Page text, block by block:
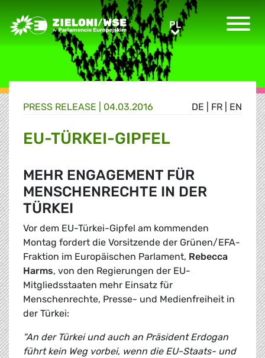
Greens/EFA Home PLPL
DE FR EN
PRESS RELEASE | 04.03.2016
EU-TÜRKEI-GIPFEL
MEHR ENGAGEMENT FÜR
MENSCHENRECHTE IN DER
TÜRKEI
Vor dem EU-Türkei-Gipfel am kommenden
Montag fordert die Vorsitzende der Grünen/EFA-
Fraktion im Europäischen Parlament, Rebecca
Harms, von den Regierungen der EU-
Mitgliedsstaaten mehr Einsatz für
Menschenrechte, Presse- und Medienfreiheit in
der Türkei:
"An der Türkei und auch an Präsident Erdogan
führt kein Weg vorbei, wenn die EU-Staats- und